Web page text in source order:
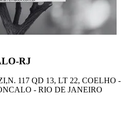
RJ
117 QD 13, LT 22, COELHO -
- RIO DE JANEIRO